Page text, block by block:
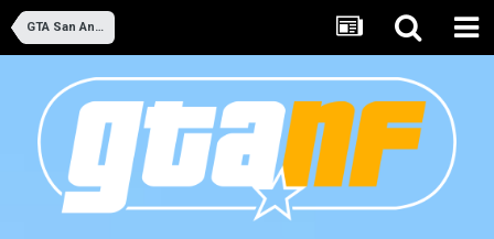
GTA San Andreas